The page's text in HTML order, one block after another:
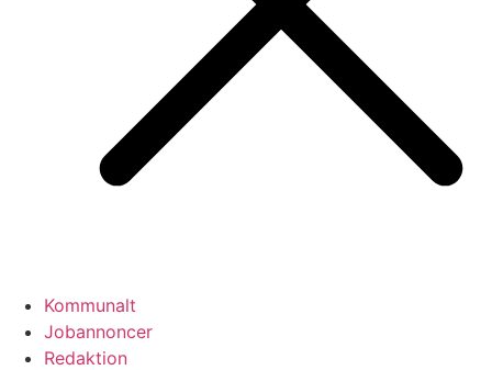
Kommunalt
Jobannoncer
Redaktion